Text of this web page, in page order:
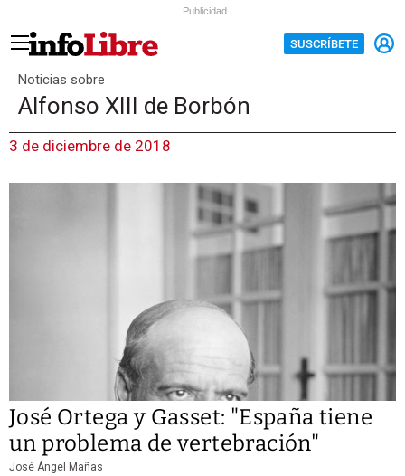
Publicidad
SUSCRÍBETE
Noticias sobre
Alfonso XIII de Borbón
3 de diciembre de 2018
José Ortega y Gasset: "España tiene
un problema de vertebración"
José Ángel Mañas